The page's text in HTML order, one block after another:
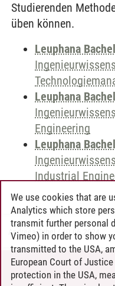
Studierenden
üben können.
Leuphana
Leuphana
Engineering
Leuphana
Industrial
Andreea Tribel 30.06.2024
CONTACT
We use cookies that are
Analytics which store
transmit further personal
Vimeo) in order to show
transmitted to the USA,
European Court of
protection in the USA,